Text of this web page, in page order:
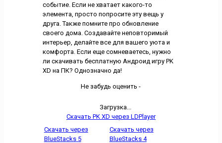
событие. Если не хватает какого-то
элемента, просто попросите эту вещь у
друга. Также помните про обновление
своего дома. Создавайте неповторимый
интерьер, делайте все для вашего уюта и
комфорта. Если еще сомневаетесь, нужно
ли скачивать бесплатную Андроид игру PK
XD на ПК? Однозначно да!
Не забудь оценить -
Загрузка...
Скачать PK XD через LDPlayer
Скачать через
BlueStacks 5
Скачать через
BlueStacks 4